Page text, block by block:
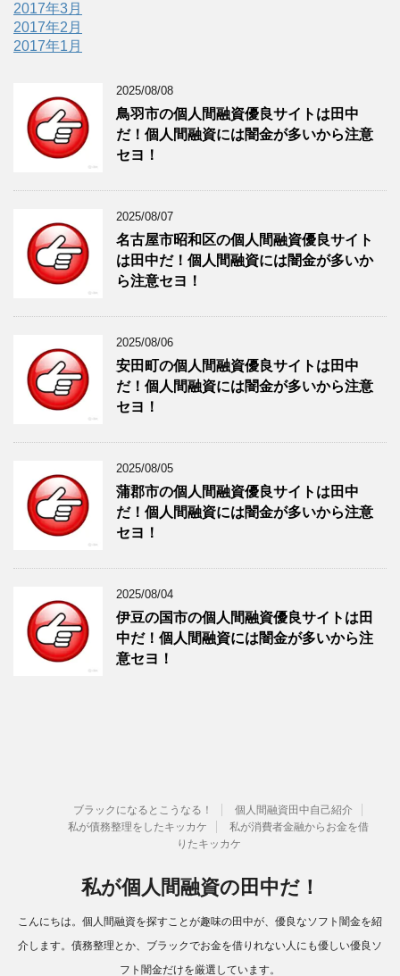
2017年3月
2017年2月
2017年1月
2025/08/08
鳥羽市の個人間融資優良サイトは田中
だ！個人間融資には闇金が多いから注意
セヨ！
2025/08/07
名古屋市昭和区の個人間融資優良サイト
は田中だ！個人間融資には闇金が多いか
ら注意セヨ！
2025/08/06
安田町の個人間融資優良サイトは田中
だ！個人間融資には闇金が多いから注意
セヨ！
2025/08/05
蒲郡市の個人間融資優良サイトは田中
だ！個人間融資には闇金が多いから注意
セヨ！
2025/08/04
伊豆の国市の個人間融資優良サイトは田
中だ！個人間融資には闇金が多いから注
意セヨ！
ブラックになるとこうなる！
個人間融資田中自己紹介
私が債務整理をしたキッカケ
私が消費者金融からお金を借
りたキッカケ
私が個人間融資の田中だ！
こんにちは。個人間融資を探すことが趣味の田中が、優良なソフト闇金を紹
介します。債務整理とか、ブラックでお金を借りれない人にも優しい優良ソ
フト闇金だけを厳選しています。